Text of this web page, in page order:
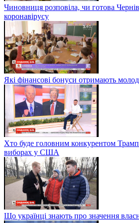
Чиновниця розповіла, чи готова
коронавірусу
Які фінансові бонуси отримають
Хто буде головним конкурентом
виборах у США
Що українці знають про значення